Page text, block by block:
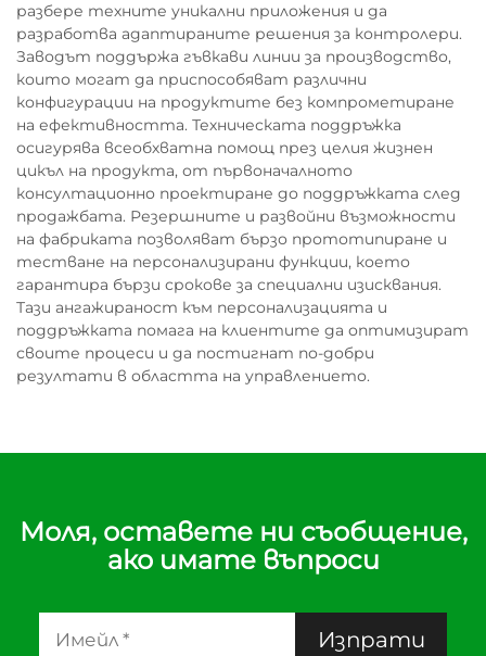
разбере техните уникални приложения и да
разработва адаптираните решения за контролери.
Заводът поддържа гъвкави линии за производство,
които могат да приспособяват различни
конфигурации на продуктите без компрометиране
на ефективността. Техническата поддръжка
осигурява всеобхватна помощ през целия жизнен
цикъл на продукта, от първоначалното
консултационно проектиране до поддръжката след
продажбата. Резершните и развойни възможности
на фабриката позволяват бързо прототипиране и
тестване на персонализирани функции, което
гарантира бързи срокове за специални изисквания.
Тази ангажираност към персонализацията и
поддръжката помага на клиентите да оптимизират
своите процеси и да постигнат по-добри
резултати в областта на управлението.
Моля, оставете ни съобщение,
ако имате въпроси
Изпрати